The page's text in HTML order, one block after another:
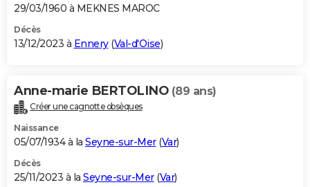
29/03/1960 à MEKNES MAROC
Décès
13/12/2023 à Ennery(Val-d'Oise)
Anne-marie BERTOLINO (89 ans)
Créer une cagnotte obsèques
Naissance
05/07/1934 à la Seyne-sur-Mer(Var)
Décès
25/11/2023 à la Seyne-sur-Mer(Var)